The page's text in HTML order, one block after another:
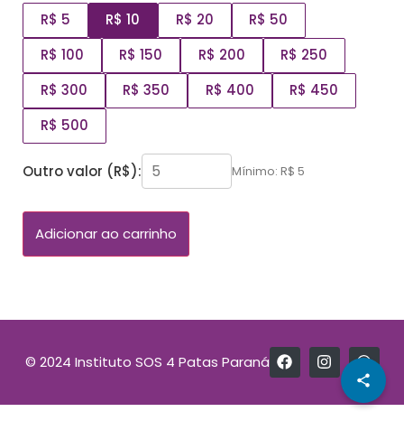
R$ 5
R$ 10 R$ 20
R$ 50
R$ 100
R$ 150 R$ 200
R$ 250
R$ 300
R$ 350 R$ 400
R$ 450
R$ 500
Outro valor (R$): Mínimo: R$ 5
Adicionar ao carrinho
© 2024 Instituto SOS 4 Patas Paraná